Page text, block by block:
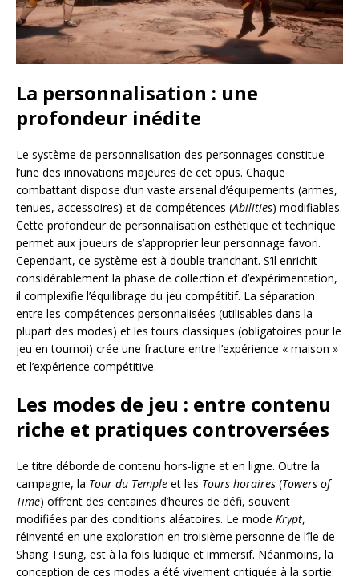
La personnalisation : une
profondeur inédite
Le système de personnalisation des personnages constitue
l’une des innovations majeures de cet opus. Chaque
combattant dispose d’un vaste arsenal d’équipements (armes,
tenues, accessoires) et de compétences (Abilities) modifiables.
Cette profondeur de personnalisation esthétique et technique
permet aux joueurs de s’approprier leur personnage favori.
Cependant, ce système est à double tranchant. S’il enrichit
considérablement la phase de collection et d’expérimentation,
il complexifie l’équilibrage du jeu compétitif. La séparation
entre les compétences personnalisées (utilisables dans la
plupart des modes) et les tours classiques (obligatoires pour le
jeu en tournoi) crée une fracture entre l’expérience « maison »
et l’expérience compétitive.
Les modes de jeu : entre contenu
riche et pratiques controversées
Le titre déborde de contenu hors-ligne et en ligne. Outre la
campagne, la Tour du Temple et les Tours horaires (Towers of
Time) offrent des centaines d’heures de défi, souvent
modifiées par des conditions aléatoires. Le mode Krypt,
réinventé en une exploration en troisième personne de l’île de
Shang Tsung, est à la fois ludique et immersif. Néanmoins, la
conception de ces modes a été vivement critiquée à la sortie.